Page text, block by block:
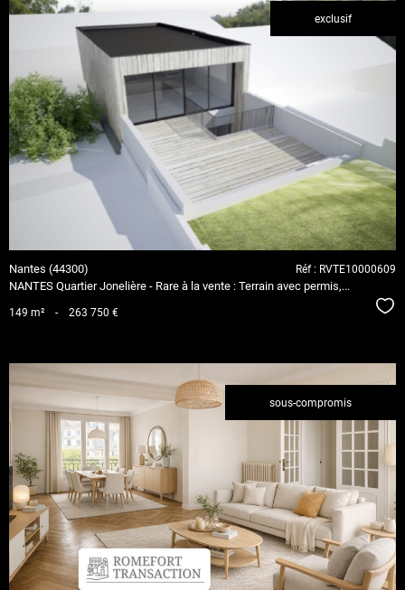
exclusif
voir le
bien
Nantes (44300)
NANTES Quartier Jonelière - Rare à la vente : Terrain avec permis,...
Réf : RVTE10000609
149 m² - 263 750 €
sous-compromis
voir le
bien